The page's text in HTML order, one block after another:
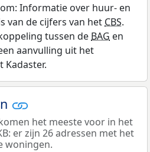
Informatie over huur- en
van de cijfers van het CBS.
tussen de BAG en
aanvulling uit het
Kadaster.
het meeste voor in het
er zijn 26 adressen met het
woningen.